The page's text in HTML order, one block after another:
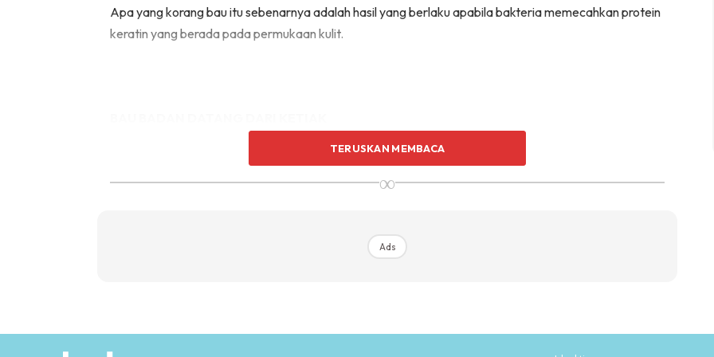
Apa yang korang bau itu sebenarnya adalah hasil yang berlaku apabila bakteria memecahkan protein
keratin yang berada pada permukaan kulit.
Ketika melakukan apa-apa aktiviti yang melibatkan pergerakan fizikal cenderung akan menyebabkan
peluh.
pada permukaan kulit yang bercampur dengan peluh akan menyebabkan bau badan.
PUNCA KEPADA MASALAH BAU BADAN:
TERUSKAN MEMBACA
∞
Ads